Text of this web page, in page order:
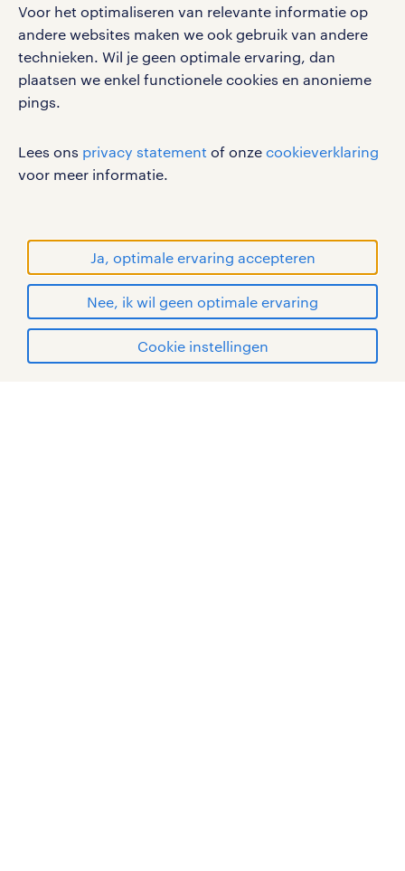
Voor het optimaliseren van relevante informatie op
andere websites maken we ook gebruik van andere
technieken. Wil je geen optimale ervaring, dan
plaatsen we enkel functionele cookies en anonieme
pings.
Lees ons privacy statement of onze cookieverklaring
voor meer informatie.
Ja, optimale ervaring accepteren
Nee, ik wil geen optimale ervaring
Cookie instellingen
privacystatement
cookies
disclaimer
sitemap
RANDSTAD, HUMAN FORWARD en SHAPING THE
WORLD OF WORK zijn geregistreerde